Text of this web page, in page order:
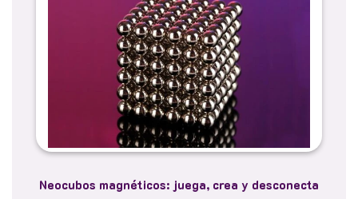
Neocubos magnéticos: juega, crea y desconecta